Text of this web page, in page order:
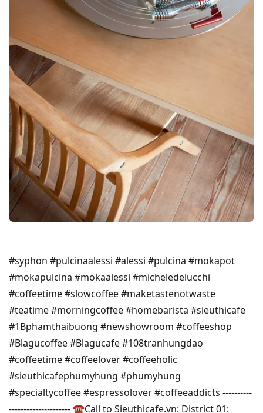
#syphon #pulcinaalessi #alessi #pulcina #mokapot
#mokapulcina #mokaalessi #micheledelucchi
#coffeetime #slowcoffee #maketastenotwaste
#teatime #morningcoffee #homebarista #sieuthicafe
#1Bphamthaibuong #newshowroom #coffeeshop
#Blagucoffee #Blagucafe #108tranhungdao
#coffeetime #coffeelover #coffeeholic
#sieuthicafephumyhung #phumyhung
#specialtycoffee #espressolover #coffeeaddicts ----------
--------------------- ☎Call to Sieuthicafe.vn: District 01: